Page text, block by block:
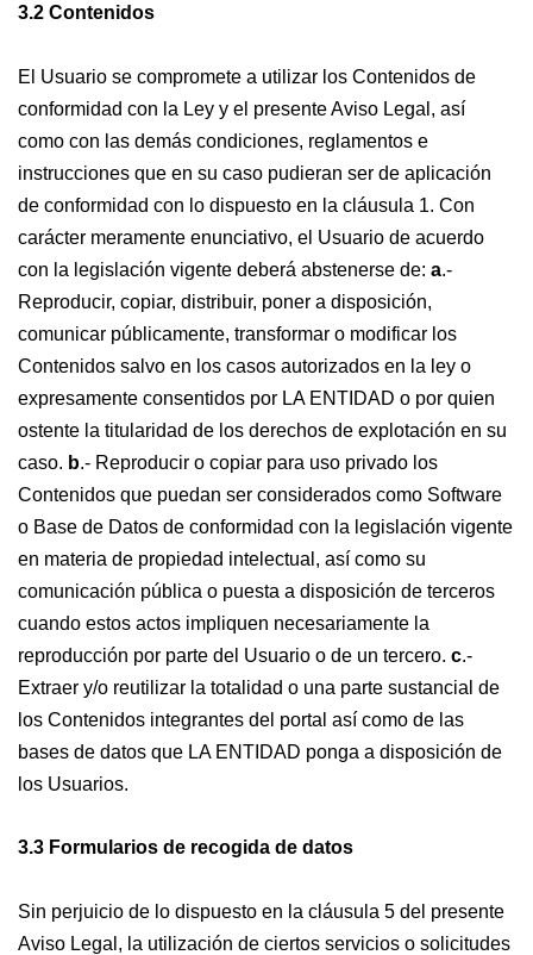
3.2 Contenidos
El Usuario se compromete a utilizar los Contenidos de
conformidad con la Ley y el presente Aviso Legal, así
como con las demás condiciones, reglamentos e
instrucciones que en su caso pudieran ser de aplicación
de conformidad con lo dispuesto en la cláusula 1. Con
carácter meramente enunciativo, el Usuario de acuerdo
con la legislación vigente deberá abstenerse de: a.-
Reproducir, copiar, distribuir, poner a disposición,
comunicar públicamente, transformar o modificar los
Contenidos salvo en los casos autorizados en la ley o
expresamente consentidos por LA ENTIDAD o por quien
ostente la titularidad de los derechos de explotación en su
caso. b.- Reproducir o copiar para uso privado los
Contenidos que puedan ser considerados como Software
o Base de Datos de conformidad con la legislación vigente
en materia de propiedad intelectual, así como su
comunicación pública o puesta a disposición de terceros
cuando estos actos impliquen necesariamente la
reproducción por parte del Usuario o de un tercero. c.-
Extraer y/o reutilizar la totalidad o una parte sustancial de
los Contenidos integrantes del portal así como de las
bases de datos que LA ENTIDAD ponga a disposición de
los Usuarios.
3.3 Formularios de recogida de datos
Sin perjuicio de lo dispuesto en la cláusula 5 del presente
Aviso Legal, la utilización de ciertos servicios o solicitudes